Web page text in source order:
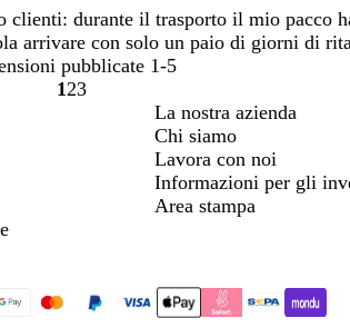
durante il trasporto il mio pacco
arrivare con solo un paio di giorni di
pubblicate 1-5
Vai
1Vai
2Vai
3
La nostra azienda
Chi siamo
Lavora con noi
Informazioni per gli
Area stampa